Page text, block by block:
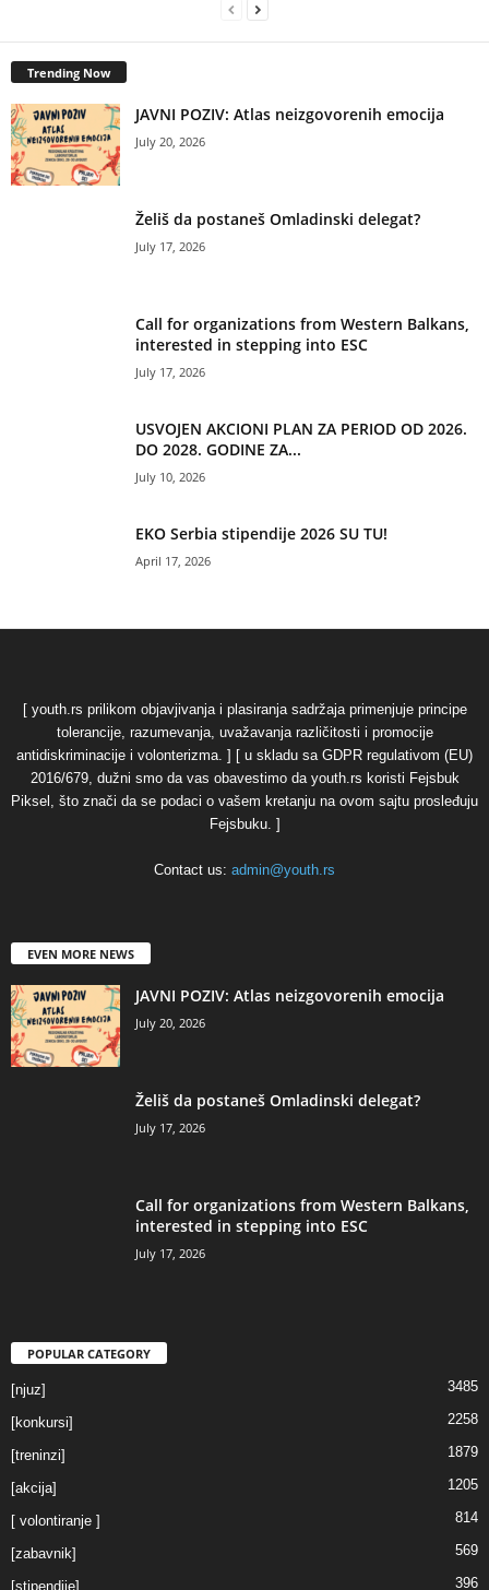
Trending Now
JAVNI POZIV: Atlas neizgovorenih emocija
July 20, 2026
Želiš da postaneš Omladinski delegat?
July 17, 2026
Call for organizations from Western Balkans,
interested in stepping into ESC
July 17, 2026
USVOJEN AKCIONI PLAN ZA PERIOD OD 2026.
DO 2028. GODINE ZA...
July 10, 2026
EKO Serbia stipendije 2026 SU TU!
April 17, 2026
[ youth.rs prilikom objavjivanja i plasiranja sadržaja primenjuje principe
tolerancije, razumevanja, uvažavanja različitosti i promocije
antidiskriminacije i volonterizma. ] [ u skladu sa GDPR regulativom (EU)
2016/679, dužni smo da vas obavestimo da youth.rs koristi Fejsbuk
Piksel, što znači da se podaci o vašem kretanju na ovom sajtu prosleđuju
Fejsbuku. ]
Contact us: admin@youth.rs
EVEN MORE NEWS
JAVNI POZIV: Atlas neizgovorenih emocija
July 20, 2026
Želiš da postaneš Omladinski delegat?
July 17, 2026
Call for organizations from Western Balkans,
interested in stepping into ESC
July 17, 2026
POPULAR CATEGORY
[njuz] 3485
[konkursi] 2258
[treninzi] 1879
[akcija] 1205
[ volontiranje ] 814
[zabavnik] 569
[stipendije] 396